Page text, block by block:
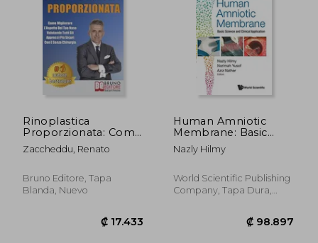
₡ 88.510
Rinoplastica
Proporzionata: Come
Migliorare L'Aspetto
Del Tuo Naso
Approcci Più Sicuri
Con E Senza
Zaccheddu, Renato
Bruno Editore, Tapa
Blanda, Nuevo
Human Amniotic
Membrane: Basic
Science and Clinical
Application
Nazly Hilmy
World Scientific Publishing
Company, Tapa Dura,